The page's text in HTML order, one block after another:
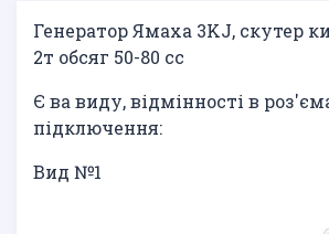
Генератор Ямаха 3KJ, скутер
2т обсяг 50-80 сс
Є ва виду, відмінності в
підключення:
Вид №1